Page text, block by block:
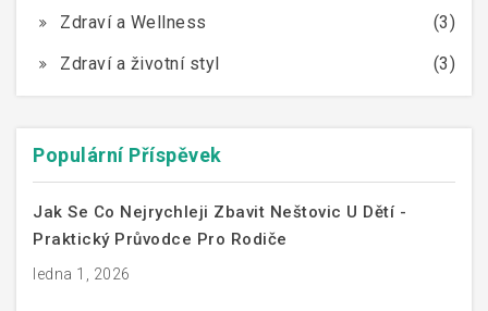
Zdraví a Wellness
(3)
Zdraví a životní styl
(3)
Populární Příspěvek
Jak Se Co Nejrychleji Zbavit Neštovic U Dětí -
Praktický Průvodce Pro Rodiče
ledna 1, 2026